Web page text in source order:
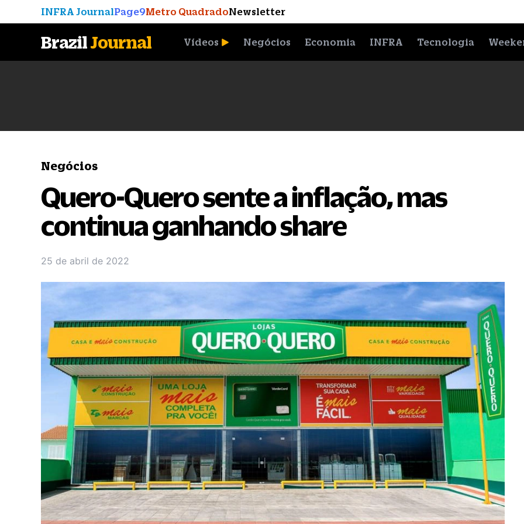
INFRA JournalPage9Metro QuadradoNewsletter
BrazilJournal Vídeos Negócios Economia INFRA Tecnologia
Negócios
Quero-Quero sente a inflação, mas
continua ganhando share
25 de abril de 2022